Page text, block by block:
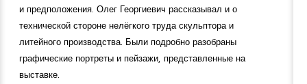
и предположения. Олег Георгиевич рассказывал и о
технической стороне нелёгкого труда скульптора и
литейного производства. Были подробно разобраны
графические портреты и пейзажи, представленные на
выставке.